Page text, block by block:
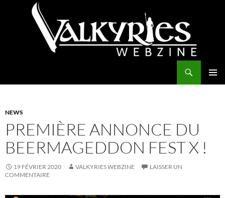
NEWS
PREMIÈRE ANNONCE DU
BEERMAGEDDON FEST X !
19 FÉVRIER 2020 VALKYRIES WEBZINE
LAISSER UN
COMMENTAIRE